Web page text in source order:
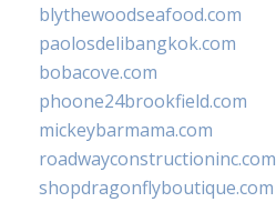
blythewoodseafood.com
paolosdelibangkok.com
bobacove.com
phoone24brookfield.com
mickeybarmama.com
roadwayconstructioninc.com
shopdragonflyboutique.com